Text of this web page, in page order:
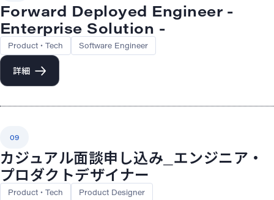
Forward Deployed Engineer -
Enterprise Solution -
Product・Tech Software Engineer
詳細
09
カジュアル面談申し込み_エンジニア・
プロダクトデザイナー
Product・Tech Product Designer